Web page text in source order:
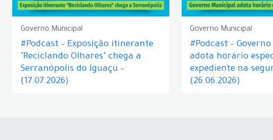
Governo Municipal
#Podcast – Exposição itinerante
"Reciclando Olhares" chega a
Serranópolis do Iguaçu –
(17.07.2026)
Governo Municipal
#Podcast –
adota horário
expediente na
(26.06.2026)